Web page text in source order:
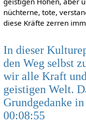
nüchterne, tote,
diese Kräfte zerren
In dieser
den Weg selbst
wir alle Kraft
geistigen Welt.
Grundgedanke
00:08:55